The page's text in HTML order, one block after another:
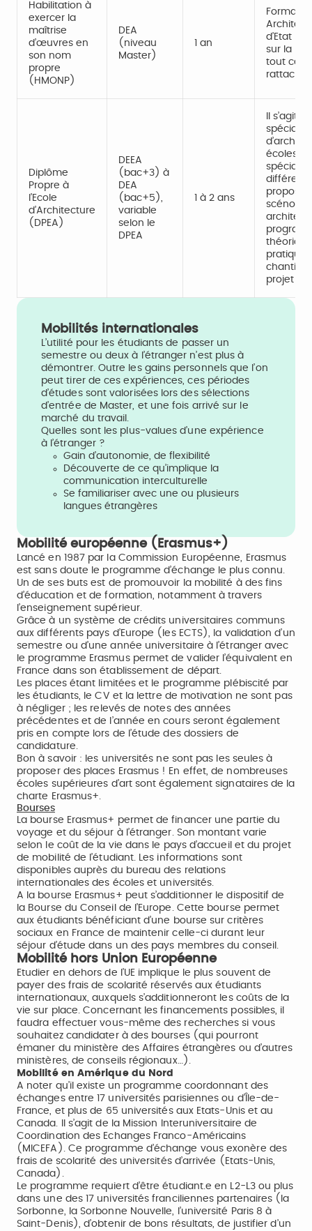
Habilitation à
exercer la
maîtrise
d’œuvres en
son nom
propre
(HMONP)
DEA
(niveau
Master)
1 an
d’Etat
sur la
tout ce
rattaché.
Diplôme
Propre à
l’Ecole
d’Architecture
(DPEA)
DEEA
(bac+3) à
DEA
(bac+5),
variable
selon le
DPEA
1 à 2 ans
Il s’agit
écoles,
chantier,
projet de
Mobilités internationales
L’utilité pour les étudiants de passer un
semestre ou deux à l’étranger n’est plus à
démontrer. Outre les gains personnels que l’on
peut tirer de ces expériences, ces périodes
d’études sont valorisées lors des sélections
d’entrée de Master, et une fois arrivé sur le
marché du travail.
Quelles sont les plus-values d’une expérience
à l’étranger ?
Gain d’autonomie, de flexibilité
Découverte de ce qu’implique la
communication interculturelle
Se familiariser avec une ou plusieurs
langues étrangères
Mobilité européenne (Erasmus+)
Lancé en 1987 par la Commission Européenne, Erasmus
est sans doute le programme d’échange le plus connu.
Un de ses buts est de promouvoir la mobilité à des fins
d’éducation et de formation, notamment à travers
l’enseignement supérieur.
Grâce à un système de crédits universitaires communs
aux différents pays d’Europe (les ECTS), la validation d’un
semestre ou d’une année universitaire à l’étranger avec
le programme Erasmus permet de valider l’équivalent en
France dans son établissement de départ.
Les places étant limitées et le programme plébiscité par
les étudiants, le CV et la lettre de motivation ne sont pas
à négliger ; les relevés de notes des années
précédentes et de l’année en cours seront également
pris en compte lors de l’étude des dossiers de
candidature.
Bon à savoir : les universités ne sont pas les seules à
proposer des places Erasmus ! En effet, de nombreuses
écoles supérieures d’art sont également signataires de la
charte Erasmus+.
Bourses
La bourse Erasmus+ permet de financer une partie du
voyage et du séjour à l’étranger. Son montant varie
selon le coût de la vie dans le pays d’accueil et du projet
de mobilité de l’étudiant. Les informations sont
disponibles auprès du bureau des relations
internationales des écoles et universités.
A la bourse Erasmus+ peut s’additionner le dispositif de
la Bourse du Conseil de l’Europe. Cette bourse permet
aux étudiants bénéficiant d’une bourse sur critères
sociaux en France de maintenir celle-ci durant leur
séjour d’étude dans un des pays membres du conseil.
Mobilité hors Union Européenne
Etudier en dehors de l’UE implique le plus souvent de
payer des frais de scolarité réservés aux étudiants
internationaux, auxquels s’additionneront les coûts de la
vie sur place. Concernant les financements possibles, il
faudra effectuer vous-même des recherches si vous
souhaitez candidater à des bourses (qui pourront
émaner du ministère des Affaires étrangères ou d’autres
ministères, de conseils régionaux…).
Mobilité en Amérique du Nord
A noter qu’il existe un programme coordonnant des
échanges entre 17 universités parisiennes ou d’Île-de-
France, et plus de 65 universités aux Etats-Unis et au
Canada. Il s’agit de la Mission Interuniversitaire de
Coordination des Echanges Franco-Américains
(MICEFA). Ce programme d’échange vous exonère des
frais de scolarité des universités d’arrivée (Etats-Unis,
Canada).
Le programme requiert d’être étudiant.e en L2-L3 ou plus
dans une des 17 universités franciliennes partenaires (la
Sorbonne, la Sorbonne Nouvelle, l’université Paris 8 à
Saint-Denis), d’obtenir de bons résultats, de justifier d’un